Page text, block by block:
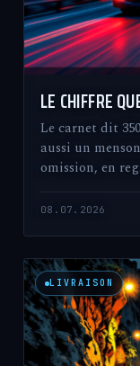
LE CHIFFRE
Le carnet dit
aussi un
omission, en
08.07.2026
LIVRAISON